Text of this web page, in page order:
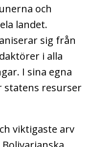
och
landet.
sig från
i alla
I sina egna
resurser
viktigaste arv